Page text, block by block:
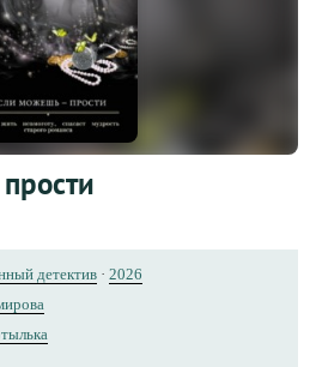
детектив · 2026